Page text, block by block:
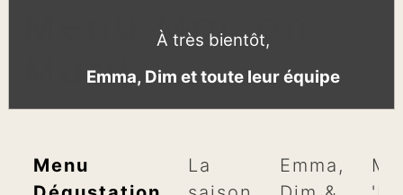
Menu Maison
Marit
Menu
La
Emma,
À très bientôt,
Emma, Dim et toute leur équipe